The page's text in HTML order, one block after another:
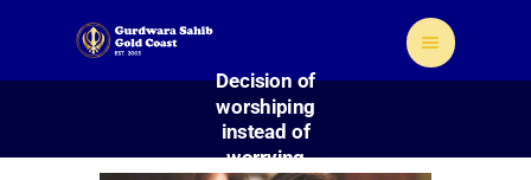
Decision of
worshiping
instead of
worrying